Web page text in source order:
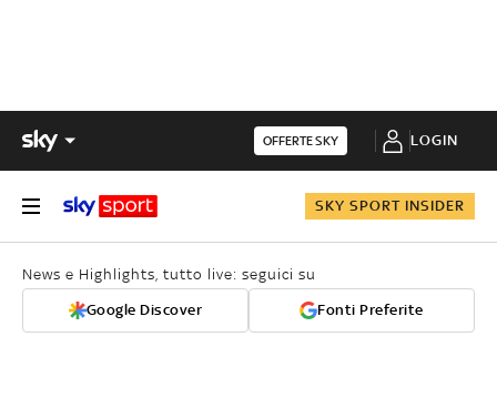
OFFERTE SKY LOGIN
SKY SPORT INSIDER
News e Highlights, tutto live: seguici su
Google Discover Fonti Preferite